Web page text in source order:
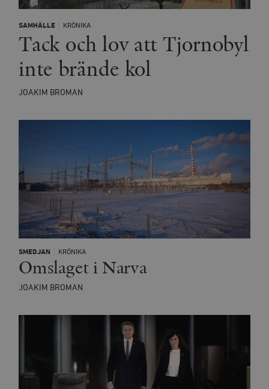
SAMHÄLLE KRÖNIKA
Tack och lov att Tjornobyl
inte brände kol
JOAKIM BROMAN
SMEDJAN KRÖNIKA
Omslaget i Narva
JOAKIM BROMAN